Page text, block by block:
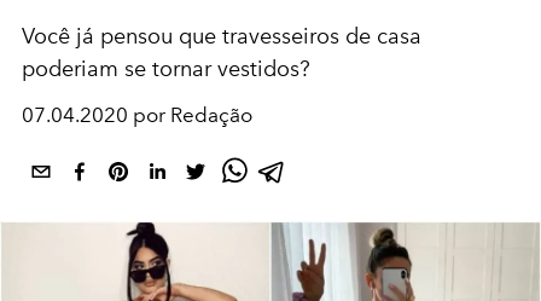
Você já pensou que travesseiros de casa
poderiam se tornar vestidos?
07.04.2020 por Redação